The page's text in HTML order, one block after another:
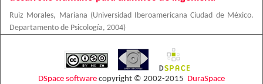
Ruiz Morales, Mariana (Universidad Iberoamericana Ciudad de México.
Departamento de Psicología, 2004)
DSpace software copyright © 2002-2015 DuraSpace